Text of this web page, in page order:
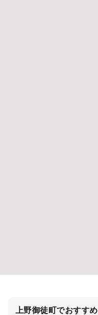
上野御徒町でおすす